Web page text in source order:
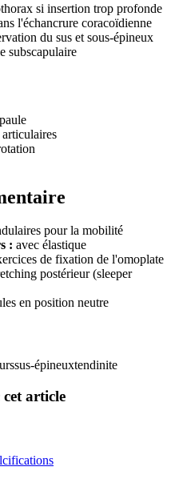
si insertion trop profonde
l'échancrure coracoïdienne
du sus et sous-épineux
subscapulaire
pour la mobilité
: avec élastique
de fixation de l'omoplate
postérieur (sleeper
en position neutre
sus-épineuxtendinite
cet article